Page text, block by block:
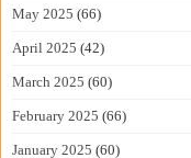
May 2025 (66)
April 2025 (42)
March 2025 (60)
February 2025 (66)
January 2025 (60)